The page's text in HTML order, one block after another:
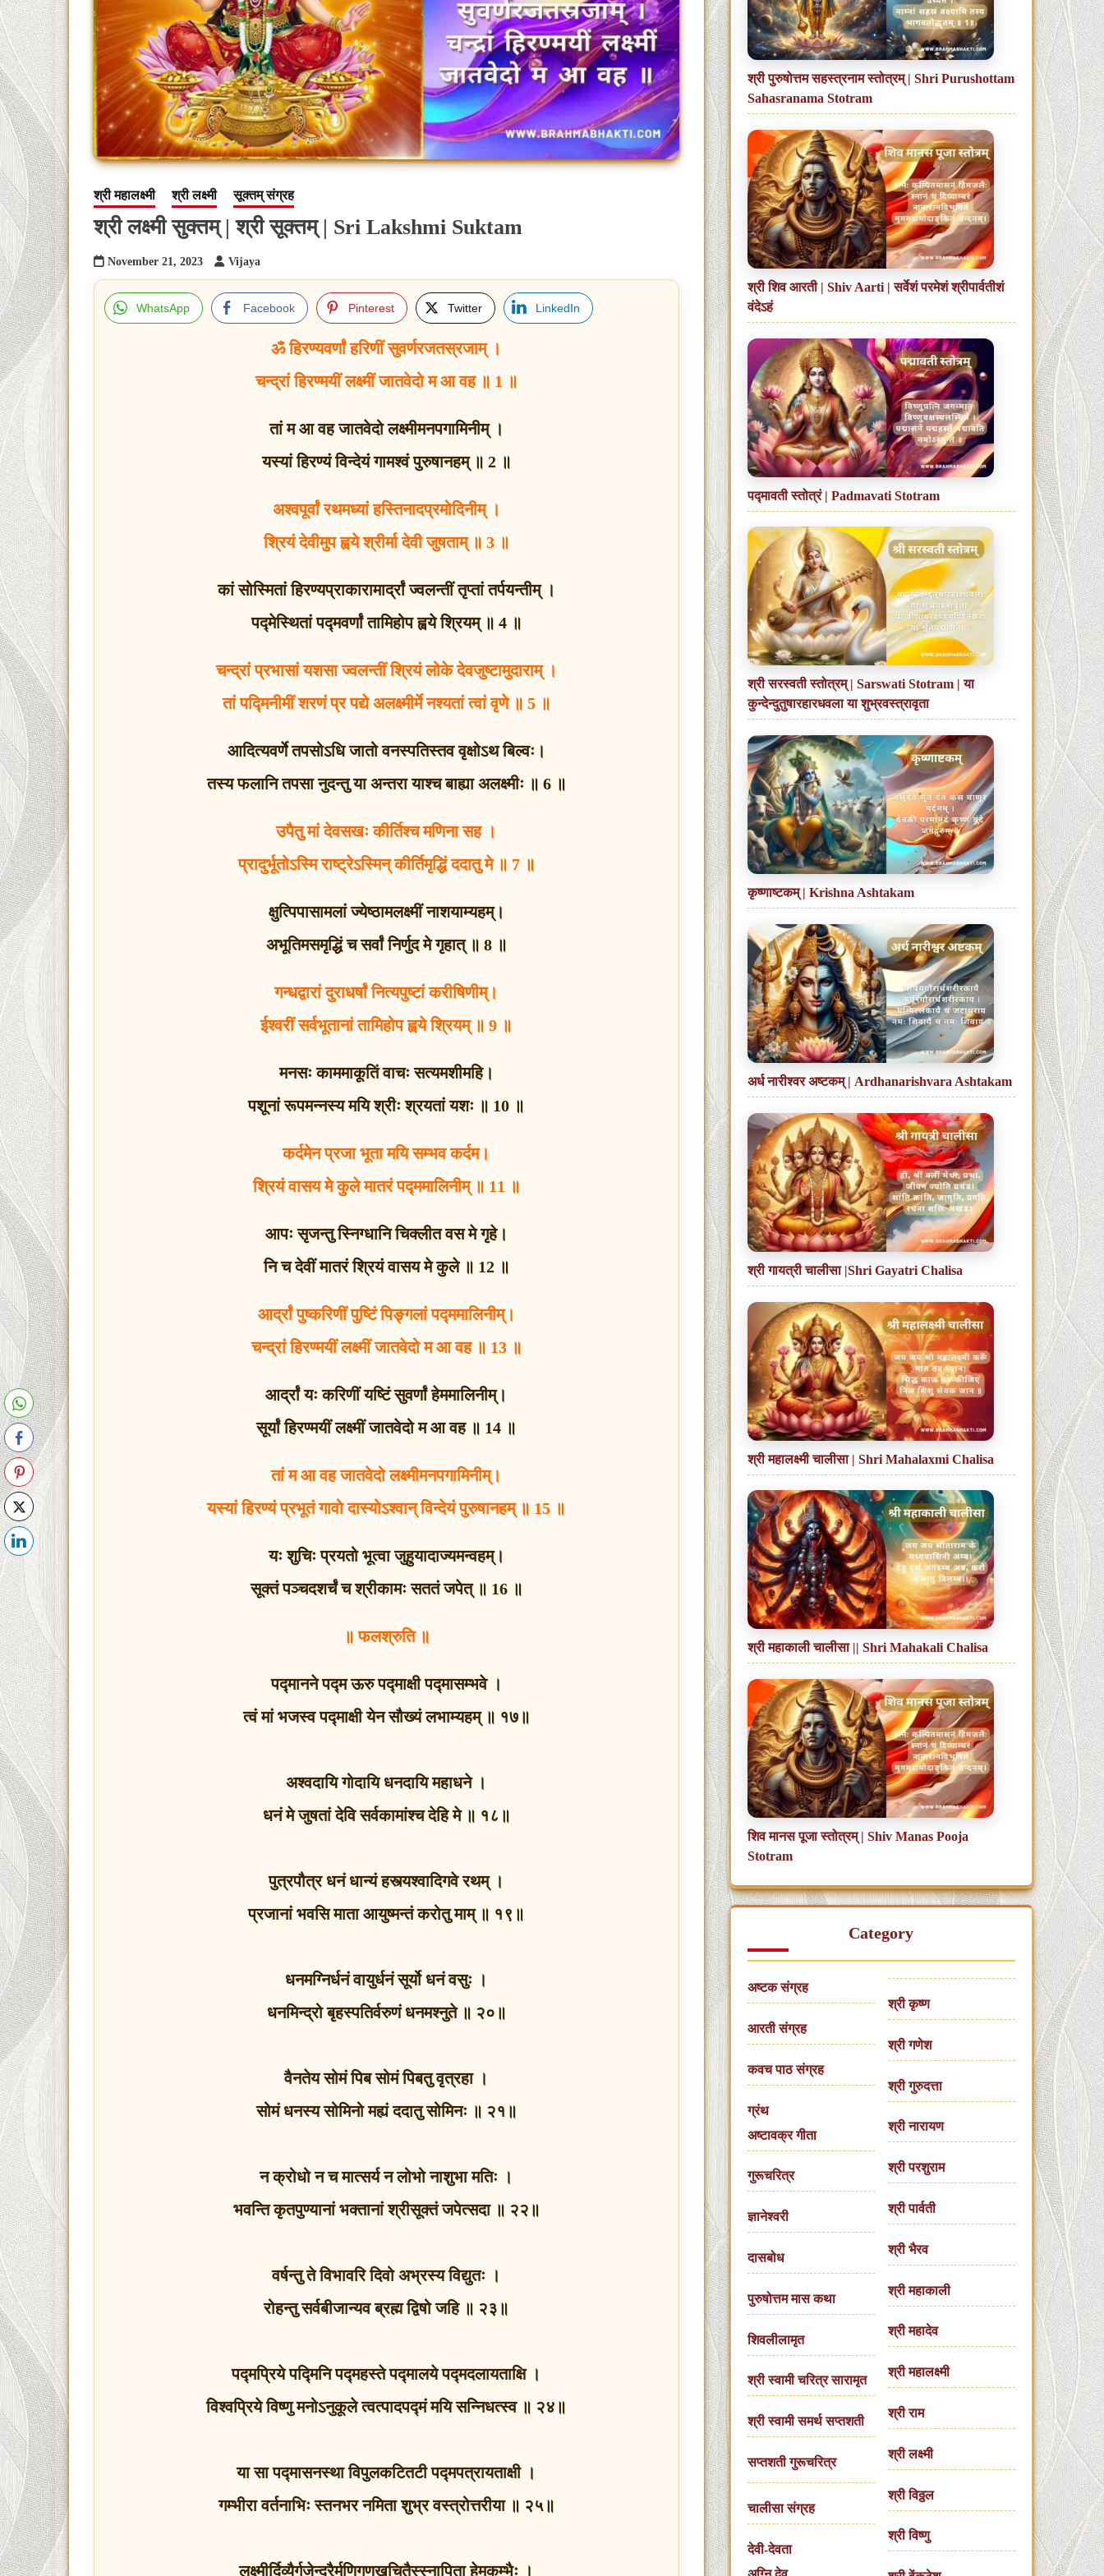
श्री महालक्ष्मी श्री लक्ष्मी सूक्तम् संग्रह
श्री लक्ष्मी सुक्तम् | श्री सूक्तम् | Sri Lakshmi Suktam
November 21, 2023 Vijaya
WhatsApp Facebook Pinterest Twitter LinkedIn
ॐ हिरण्यवर्णां हरिणीं सुवर्णरजतस्रजाम् ।
चन्द्रां हिरण्मयीं लक्ष्मीं जातवेदो म आ वह ॥ 1 ॥
तां म आ वह जातवेदो लक्ष्मीमनपगामिनीम् ।
यस्यां हिरण्यं विन्देयं गामश्वं पुरुषानहम् ॥ 2 ॥
अश्वपूर्वां रथमध्यां हस्तिनादप्रमोदिनीम् ।
श्रियं देवीमुप ह्वये श्रीर्मा देवी जुषताम् ॥ 3 ॥
कां सोस्मितां हिरण्यप्राकारामार्द्रां ज्वलन्तीं तृप्तां तर्पयन्तीम् ।
पद्मेस्थितां पद्मवर्णां तामिहोप ह्वये श्रियम् ॥ 4 ॥
चन्द्रां प्रभासां यशसा ज्वलन्तीं श्रियं लोके देवजुष्टामुदाराम् ।
तां पद्मिनीमीं शरणं प्र पद्ये अलक्ष्मीर्मे नश्यतां त्वां वृणे ॥ 5 ॥
आदित्यवर्णे तपसोऽधि जातो वनस्पतिस्तव वृक्षोऽथ बिल्वः।
तस्य फलानि तपसा नुदन्तु या अन्तरा याश्च बाह्या अलक्ष्मीः ॥ 6 ॥
उपैतु मां देवसखः कीर्तिश्च मणिना सह ।
प्रादुर्भूतोऽस्मि राष्ट्रेऽस्मिन् कीर्तिमृद्धिं ददातु मे ॥ 7 ॥
क्षुत्पिपासामलां ज्येष्ठामलक्ष्मीं नाशयाम्यहम्।
अभूतिमसमृद्धिं च सर्वां निर्णुद मे गृहात् ॥ 8 ॥
गन्धद्वारां दुराधर्षां नित्यपुष्टां करीषिणीम्।
ईश्वरीं सर्वभूतानां तामिहोप ह्वये श्रियम् ॥ 9 ॥
मनसः काममाकूतिं वाचः सत्यमशीमहि।
पशूनां रूपमन्नस्य मयि श्रीः श्रयतां यशः ॥ 10 ॥
कर्दमेन प्रजा भूता मयि सम्भव कर्दम।
श्रियं वासय मे कुले मातरं पद्ममालिनीम् ॥ 11 ॥
आपः सृजन्तु स्निग्धानि चिक्लीत वस मे गृहे।
नि च देवीं मातरं श्रियं वासय मे कुले ॥ 12 ॥
आर्द्रां पुष्करिणीं पुष्टिं पिङ्गलां पद्ममालिनीम्।
चन्द्रां हिरण्मयीं लक्ष्मीं जातवेदो म आ वह ॥ 13 ॥
आर्द्रां यः करिणीं यष्टिं सुवर्णां हेममालिनीम्।
सूर्यां हिरण्मयीं लक्ष्मीं जातवेदो म आ वह ॥ 14 ॥
तां म आ वह जातवेदो लक्ष्मीमनपगामिनीम्।
यस्यां हिरण्यं प्रभूतं गावो दास्योऽश्वान् विन्देयं पुरुषानहम् ॥ 15 ॥
यः शुचिः प्रयतो भूत्वा जुहुयादाज्यमन्वहम्।
सूक्तं पञ्चदशर्चं च श्रीकामः सततं जपेत् ॥ 16 ॥
॥ फलश्रुति ॥
पद्मानने पद्म ऊरु पद्माक्षी पद्मासम्भवे ।
त्वं मां भजस्व पद्माक्षी येन सौख्यं लभाम्यहम् ॥ १७॥
अश्वदायि गोदायि धनदायि महाधने ।
धनं मे जुषतां देवि सर्वकामांश्च देहि मे ॥ १८॥
पुत्रपौत्र धनं धान्यं हस्त्यश्वादिगवे रथम् ।
प्रजानां भवसि माता आयुष्मन्तं करोतु माम् ॥ १९॥
धनमग्निर्धनं वायुर्धनं सूर्यो धनं वसुः ।
धनमिन्द्रो बृहस्पतिर्वरुणं धनमश्नुते ॥ २०॥
वैनतेय सोमं पिब सोमं पिबतु वृत्रहा ।
सोमं धनस्य सोमिनो मह्यं ददातु सोमिनः ॥ २१॥
न क्रोधो न च मात्सर्य न लोभो नाशुभा मतिः ।
भवन्ति कृतपुण्यानां भक्तानां श्रीसूक्तं जपेत्सदा ॥ २२॥
वर्षन्तु ते विभावरि दिवो अभ्रस्य विद्युतः ।
रोहन्तु सर्वबीजान्यव ब्रह्म द्विषो जहि ॥ २३॥
पद्मप्रिये पद्मिनि पद्महस्ते पद्मालये पद्मदलायताक्षि ।
विश्वप्रिये विष्णु मनोऽनुकूले त्वत्पादपद्मं मयि सन्निधत्स्व ॥ २४॥
या सा पद्मासनस्था विपुलकटितटी पद्मपत्रायताक्षी ।
गम्भीरा वर्तनाभिः स्तनभर नमिता शुभ्र वस्त्रोत्तरीया ॥ २५॥
लक्ष्मीर्दिव्यैर्गजेन्द्रैर्मणिगणखचितैस्स्नापिता हेमकुम्भैः ।
श्री पुरुषोत्तम सहस्त्रनाम स्तोत्रम् | Shri Purushottam
Sahasranama Stotram
श्री शिव आरती | Shiv Aarti | सर्वेशं परमेशं श्रीपार्वतीशं
वंदेऽहं
पद्मावती स्तोत्रं | Padmavati Stotram
श्री सरस्वती स्तोत्रम् | Sarswati Stotram | या
कुन्देन्दुतुषारहारधवला या शुभ्रवस्त्रावृता
कृष्णाष्टकम् | Krishna Ashtakam
अर्ध नारीश्वर अष्टकम् | Ardhanarishvara Ashtakam
श्री गायत्री चालीसा |Shri Gayatri Chalisa
श्री महालक्ष्मी चालीसा | Shri Mahalaxmi Chalisa
श्री महाकाली चालीसा || Shri Mahakali Chalisa
शिव मानस पूजा स्तोत्रम् | Shiv Manas Pooja
Stotram
Category
अष्टक संग्रह
आरती संग्रह
कवच पाठ संग्रह
ग्रंथ
अष्टावक्र गीता
गुरूचरित्र
ज्ञानेश्वरी
दासबोध
पुरुषोत्तम मास कथा
शिवलीलामृत
श्री स्वामी चरित्र सारामृत
श्री स्वामी समर्थ सप्तशती
सप्तशती गुरूचरित्र
चालीसा संग्रह
देवी-देवता
श्री कृष्ण
श्री गणेश
श्री गुरुदत्ता
श्री नारायण
श्री परशुराम
श्री पार्वती
श्री भैरव
श्री महाकाली
श्री महादेव
श्री महालक्ष्मी
श्री राम
श्री लक्ष्मी
श्री विठ्ठल
श्री विष्णु